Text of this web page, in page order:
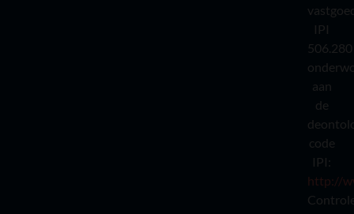
IPI
506.280
aan
de
code
IPI:
http://